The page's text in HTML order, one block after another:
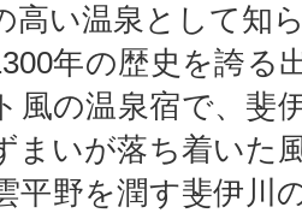
高い温泉として知
年の歴史を誇る
風の温泉宿で、斐
まいが落ち着いた
平野を潤す斐伊川